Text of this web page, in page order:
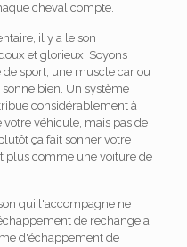
cheval compte.
il y a le son
et glorieux. Soyons
de sport, une muscle car ou
bien. Un système
considérablement à
véhicule, mais pas de
ça fait sonner votre
plus comme une voiture de
qui l'accompagne ne
de rechange a
d'échappement de